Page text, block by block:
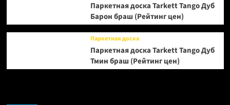
Паркетная доска Tarkett Tango Дуб
Барон браш (Рейтинг цен)
Паркетная доска
Паркетная доска Tarkett Tango Дуб
Тмин браш (Рейтинг цен)